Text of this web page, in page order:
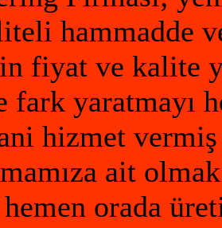
hammadde
fiyat ve kalite
fark yaratmayı
hizmet
ait
orada